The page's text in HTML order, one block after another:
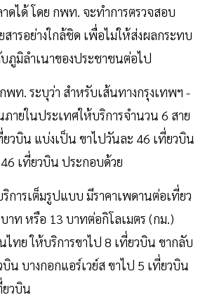
ดได้ โดย กพท. จะทำการตรวจสอบ
สารอย่างใกล้ชิด เพื่อไม่ให้ส่งผลกระทบ
ภูมิลำเนาของประชาชนต่อไป
พท. ระบุว่า สำหรับเส้นทางกรุงเทพฯ -
ายในประเทศให้บริการจำนวน 6 สาย
ยวบิน แบ่งเป็น ขาไปวันละ 46 เที่ยวบิน
เที่ยวบิน ประกอบด้วย
การเต็มรูปแบบ มีราคาเพดานต่อเที่ยว
าท หรือ 13 บาทต่อกิโลเมตร (กม.)
ไทย ให้บริการขาไป 8 เที่ยวบิน ขากลับ
บิน บางกอกแอร์เวย์ส ขาไป 5 เที่ยวบิน
วบิน